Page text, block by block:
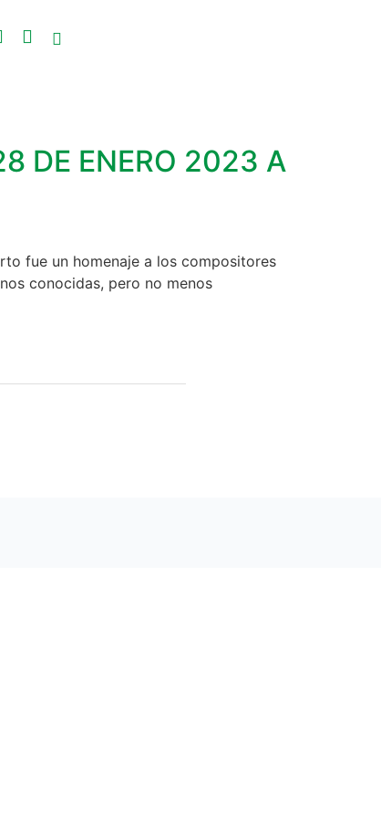
DE ENERO 2023 A
fue un homenaje a los compositores
conocidas, pero no menos